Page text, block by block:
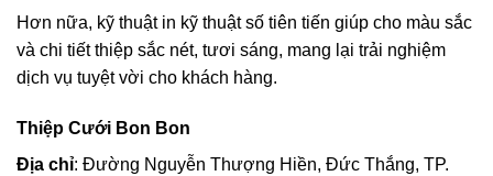
Hơn nữa, kỹ thuật in kỹ thuật số tiên tiến giúp cho màu sắc
và chi tiết thiệp sắc nét, tươi sáng, mang lại trải nghiệm
dịch vụ tuyệt vời cho khách hàng.
Thiệp Cưới Bon Bon
Địa chỉ: Đường Nguyễn Thượng Hiền, Đức Thắng, TP.